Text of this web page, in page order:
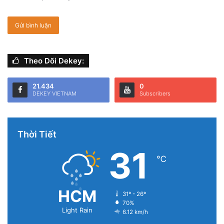
tiếp theo thuộc dòng Galaxy Note do tình trạng thiếu chip
toàn cầu. Tuy nhiên, sự kiện vẫn rất thành công với hàng
mắt 5 sản phẩm công nghệ hàng đầu của hãng gồm: Galaxy
Z Fold3, Galaxy Z Flip3, Galaxy Watch 4, Galaxy Watch 4
Theo Dõi Dekey:
21.434
DEKEY VIETNAM
0
Subscribers
Thời Tiết
HCM
Light Rain
31 ℃
31º - 26º
70%
6.12 km/h